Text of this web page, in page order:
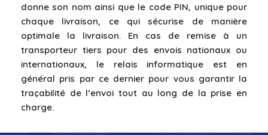
donne son nom ainsi que le code PIN, unique pour
chaque livraison, ce qui sécurise de manière
optimale la livraison. En cas de remise à un
transporteur tiers pour des envois nationaux ou
internationaux, le relais informatique est en
général pris par ce dernier pour vous garantir la
traçabilité de l’envoi tout au long de la prise en
charge.